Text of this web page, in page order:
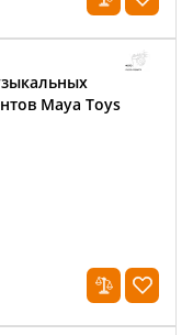
Maya Toys